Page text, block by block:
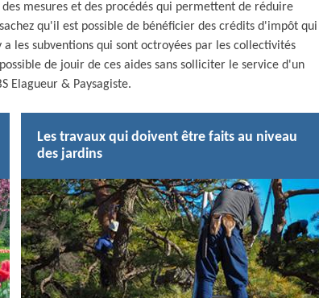
mesures et des procédés qui permettent de réduire
qu'il est possible de bénéficier des crédits d'impôt qui
les subventions qui sont octroyées par les collectivités
de jouir de ces aides sans solliciter le service d'un
Elagueur & Paysagiste.
Les travaux qui doivent être faits au niveau
des jardins